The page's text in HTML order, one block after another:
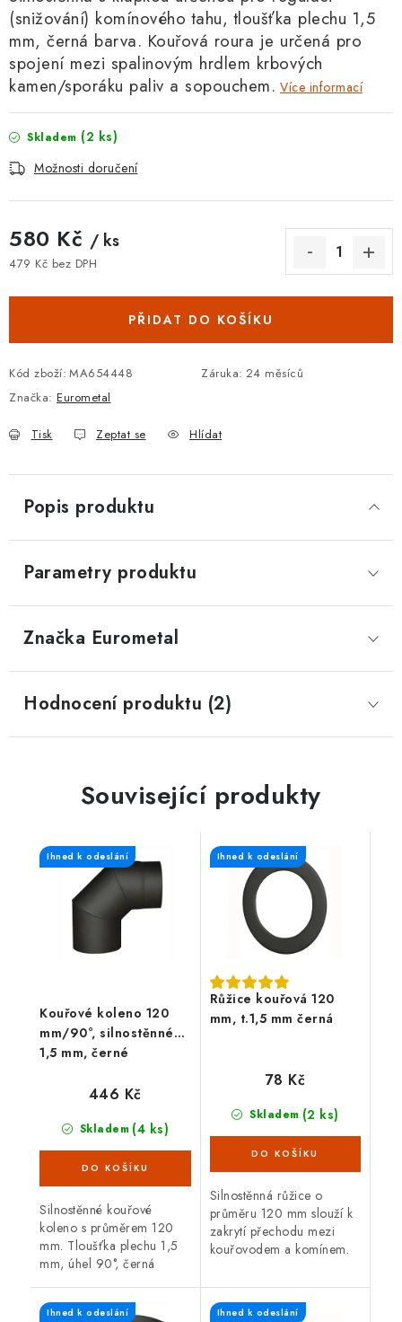
(snižování) komínového tahu, tloušťka plechu 1,5
mm, černá barva. Kouřová roura je určená pro
spojení mezi spalinovým hrdlem krbových
kamen/sporáku paliv a sopouchem. Více informací
Skladem (2 ks)
Možnosti doručení
580 Kč / ks
479 Kč bez DPH
PŘIDAT DO KOŠÍKU
Kód zboží: MA654448 Záruka: 24 měsíců
Značka: Eurometal
Tisk Zeptat se Hlídat
Popis produktu
Parametry produktu
Značka Eurometal
Hodnocení produktu (2)
Související produkty
Kouřové koleno 120
mm/90°, silnostěnné
1,5 mm, černé
Ihned k odeslání
Skladem (4 ks)
446 Kč
Silnostěnné kouřové
koleno s průměrem 120
mm. Tloušťka plechu 1,5
mm, úhel 90°, černá
pro spojení spalinové cesty
mezi hrdlem kamen a
Růžice kouřová 120
mm, t.1,5 mm černá
Ihned k odeslání
Skladem (2 ks)
78 Kč
Silnostěnná růžice o
průměru 120 mm slouží k
zakrytí přechodu mezi
kouřovodem a komínem.
plechu 1,5 mm.
Ihned k odeslání Ihned k odeslání